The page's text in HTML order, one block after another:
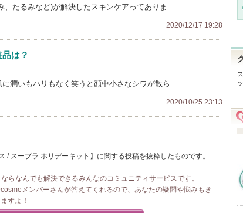
、たるみなど)が解決したスキンケアってありま…
2020/12/17 19:28
は？
潤いもハリもなく笑うと顔中小さなシワが散ら…
2020/10/25 23:13
/ スープラ ホリデーキット】に関する投稿を抜粋したものです。
らなんでも解決できるみんなのコミュニティサービスです。
メンバーさんが答えてくれるので、あなたの疑問や悩みもき
すよ！